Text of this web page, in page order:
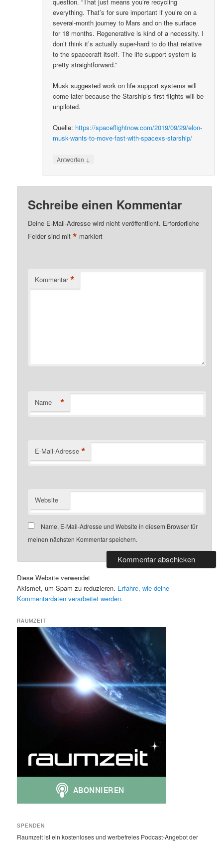
everything. That’s for sure important if you’re on a
several-month journey to Mars and on the surface
for 18 months. Regenerative is kind of a necessity. I
don’t think it’s actually super-hard to do that relative
to the spacecraft itself. The life support system is
pretty straightforward.”
Musk suggested work on life support systems will
come later because the Starship’s first flights will be
unpiloted.
Quelle: https://spaceflightnow.com/2019/09/29/elon-
musk-wants-to-move-fast-with-spacexs-starship/
Antworten ↓
Schreibe einen Kommentar
Deine E-Mail-Adresse wird nicht veröffentlicht. Erforderliche
Felder sind mit* markiert
Kommentar *
Name *
E-Mail-Adresse *
Website
Name, E-Mail-Adresse und Website in diesem Browser für
meinen nächsten Kommentar speichern.
Diese Website verwendet
Akismet, um Spam zu reduzieren. Erfahre, wie deine
Kommentardaten verarbeitet werden.
RAUMZEIT
SPENDEN
Raumzeit ist ein kostenloses und werbefreies Podcast-Angebot der